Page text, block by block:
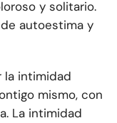
y solitario.
autoestima y
la intimidad
mismo, con
La intimidad